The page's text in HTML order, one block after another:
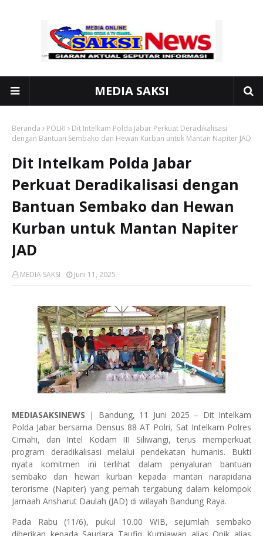
MEDIA SAKSI
Beranda POLRI
Dit Intelkam Polda Jabar Perkuat Deradikalisasi
dengan Bantuan Sembako dan Hewan Kurban untuk Mantan Napiter JAD
Dit Intelkam Polda Jabar
Perkuat Deradikalisasi dengan
Bantuan Sembako dan Hewan
Kurban untuk Mantan Napiter
JAD
MEDIA SAKSI Juni 11, 2025
MEDIASAKSINEWS | Bandung, 11 Juni 2025 – Dit Intelkam
Polda Jabar bersama Densus 88 AT Polri, Sat Intelkam Polres
Cimahi, dan Intel Kodam III Siliwangi, terus memperkuat
program deradikalisasi melalui pendekatan humanis. Bukti
nyata komitmen ini terlihat dalam penyaluran bantuan
sembako dan hewan kurban kepada mantan narapidana
terorisme (Napiter) yang pernah tergabung dalam kelompok
Jamaah Ansharut Daulah (JAD) di wilayah Bandung Raya.
Pada Rabu (11/6), pukul 10.00 WIB, sejumlah sembako